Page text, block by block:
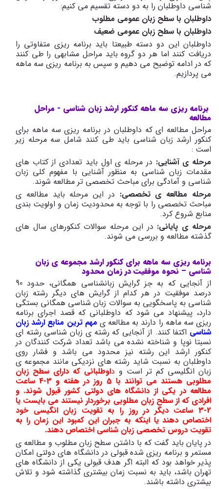
شناسی داوطلبان را به دو دسته تقسیم می کنیم:
داوطلبان با سطح زبان عمومی مطلوب
داوطلبان با سطح زبان عمومی ضعیف
داوطلبان این دو دسته طبیعتا باید برنامه ریزی متفاوتی را
دریافت کنند اما هر دو گروه باید مراحل مشابهی را طی کنند
که در ادامه توضیح می دهیم و سپس به برنامه ریزی سه ماهه
می پردازیم.
برنامه ریزی سه ماهه کنکور ارشد زبان شناسی - مراحل
مطالعه
مراحل مطالعه ای که داوطلبان در برنامه ریزی سه ماهه برای
کنکور ارشد زبان شناسی باید طی کنند شامل سه مرحله زیر
است :
مرحله ی آشنایی: در مرحله ی اول باید تعدادی از کتاب های
مقدمات زبان شناسی به منظور آشنایی با مفهوم کلی زبان
شناسی و آمادگی برای مباحث تخصصی تر مطالعه شوند.
مرحله مطالعه ی تخصصی: در این مرحله باید مطالعه ی
مباحث تخصصی را با توجه به محدودیت زمان و اولویت بندی
منابع شروع کرد.
مرحله ی پایانی: در این مرحله سوالات کنکورهای سال های
گذشته مطالعه و بررسی می شوند.
برنامه ریزی سه ماهه برای کنکور ارشد مجموعه ی زبان
شناسی – نحوه موفقیت در زمان محدود
از آنجایی که به جز گرایش زبانشناسی همگانی، حدود 90
درصد موفقیت در هر کدام از گرایش های دیگر رشته زبان
شناسی به پاسخگویی به سوالات زبان شناسی همگانی بستگی
دارد، پیشنهاد می شود که داوطلبانی که قصد اجرای برنامه
ریزی سه ماهه را دارند به مطالعه ی مهم ترین منابع ارشد زبان
شناسی اکتفا کنند. از آنجایی که رشته ی زبان شناسی رشته ای
نسبتا نوپا و شناخته نشده می باشد تعداد شرکت کنندگان در
کنکور ارشد این رشته نیز محدود می باشد و فشار روی
داوطلبان به نسبت شاید رشته های نزدیکی مانند مجموعه ی
زبان انگلیسی کم تر است و داوطلبانی که دارای سطح زبان
مطلوبی هستند می توانند با 5 روز در هفته و 3-4 ساعت
مطالعه در یکی از دانشگاه های دولتی کشور قبول شوند. و
افرادی که از سطح زبان مطلوبی برخوردار نیستند می بایست یا
2-3 ساعت دیگر در روز را به تقویت زبان انگیسی خود
اختصاص دهند یا اینکه به جبران این کمبود این زمان را به
تقویت دروس تخصصی زبان شناسی اختصاص دهند.
در پایان باید گفت که با داشتن سطح زبان مطلوب و مطالعه ی
مستمر و برنامه ریزی شده قبولی در دانشگاه های دولتی امکان
پذیر خواهد بود که البته اگر هدف قبولی یکی از دانشگاه های
تهران باشد، باید به نسبت زمان بیشتری گذاشته شود و تلاش
بیشتری داشته باشند.